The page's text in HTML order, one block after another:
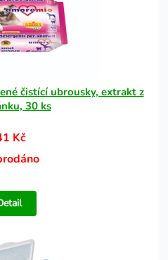
čistící ubrousky, extrakt z
30 ks
Kč